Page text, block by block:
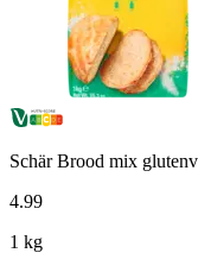
Schär Brood mix
4.99
1 kg